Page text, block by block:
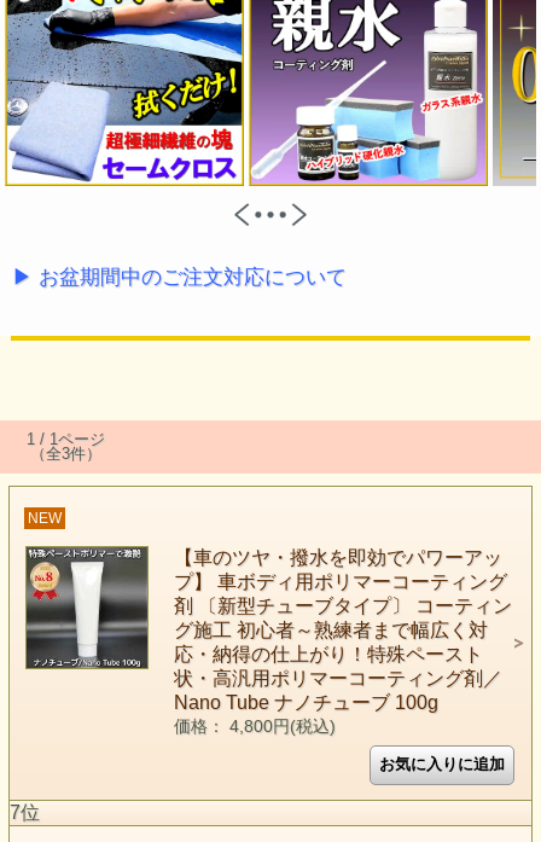
▶ お盆期間中のご注文対応について
1 / 1ページ
（全3件）
NEW
【車のツヤ・撥水を即効でパワーアッ
プ】 車ボディ用ポリマーコーティング
剤 〔新型チューブタイプ〕 コーティン
グ施工 初心者～熟練者まで幅広く対
応・納得の仕上がり！特殊ペースト
状・高汎用ポリマーコーティング剤／
Nano Tube ナノチューブ 100g
価格： 4,800円(税込)
7位